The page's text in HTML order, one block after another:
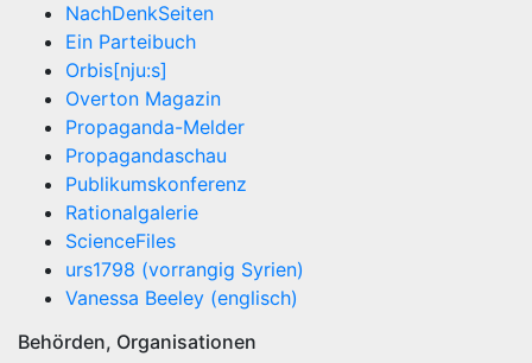
NachDenkSeiten
Ein Parteibuch
Orbis[nju:s]
Overton Magazin
Propaganda-Melder
Propagandaschau
Publikumskonferenz
Rationalgalerie
ScienceFiles
urs1798 (vorrangig Syrien)
Vanessa Beeley (englisch)
Behörden, Organisationen